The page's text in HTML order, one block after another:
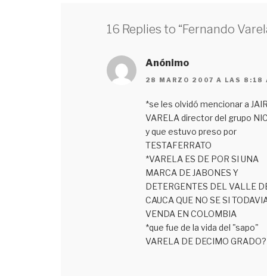
16 Replies to “Fernando
Anónimo
28 MARZO 2007 A LAS 8:18
*se les olvidó mencionar a
VARELA director del grupo
y que estuvo preso por
TESTAFERRATO
*VARELA ES DE POR SI UNA
MARCA DE JABONES Y
DETERGENTES DEL VALLE
CAUCA QUE NO SE SI
VENDA EN COLOMBIA
*que fue de la vida del "sapo"
VARELA DE DECIMO GRADO?